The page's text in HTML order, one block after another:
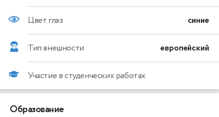
Цвет глаз синие
Тип внешности европейский
Участие в студенческих работах
Образование